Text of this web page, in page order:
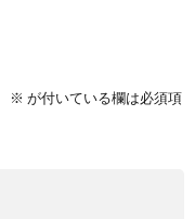
※ が付いている欄は必須項